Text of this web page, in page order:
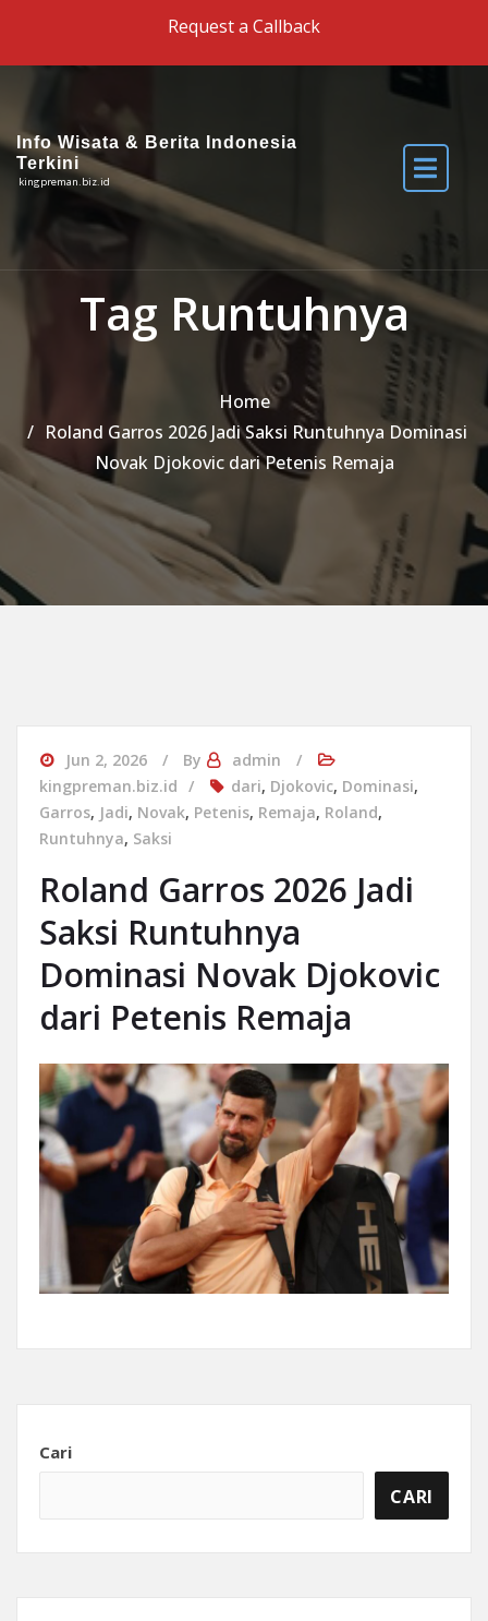
Request a Callback
Info Wisata & Berita Indonesia
Terkini
kingpreman.biz.id
Tag Runtuhnya
Home
Roland Garros 2026 Jadi Saksi Runtuhnya Dominasi
Novak Djokovic dari Petenis Remaja
Jun 2, 2026 By
admin
kingpreman.biz.id
dari, Djokovic, Dominasi,
Garros, Jadi, Novak, Petenis, Remaja, Roland,
Runtuhnya, Saksi
Roland Garros 2026 Jadi
Saksi Runtuhnya
Dominasi Novak Djokovic
dari Petenis Remaja
Cari
CARI